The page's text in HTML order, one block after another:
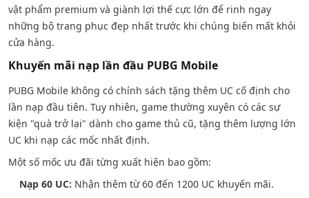
vật phẩm premium và giành lợi thế cực lớn để rinh ngay
những bộ trang phục đẹp nhất trước khi chúng biến mất khỏi
cửa hàng.
Khuyến mãi nạp lần đầu PUBG Mobile
PUBG Mobile không có chính sách tặng thêm UC cố định cho
lần nạp đầu tiên. Tuy nhiên, game thường xuyên có các sự
kiện "quà trở lại" dành cho game thủ cũ, tặng thêm lượng lớn
UC khi nạp các mốc nhất định.
Một số mốc ưu đãi từng xuất hiện bao gồm:
Nạp 60 UC: Nhận thêm từ 60 đến 1200 UC khuyến mãi.